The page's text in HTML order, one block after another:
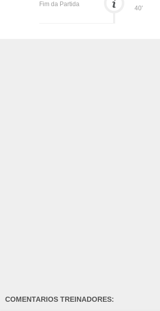
40'
Fim da Partida
COMENTARIOS TREINADORES: